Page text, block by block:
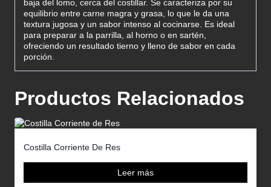
baja del lomo, cerca del costillar. Se caracteriza por su
equilibrio entre carne magra y grasa, lo que le da una
textura jugosa y un sabor intenso al cocinarse. Es ideal
para preparar a la parrilla, al horno o en sartén,
ofreciendo un resultado tierno y lleno de sabor en cada
porción.
Productos Relacionados
Costilla Corriente De Res
Leer más